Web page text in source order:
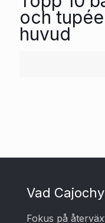
och
huvud
Vad
Fokus på